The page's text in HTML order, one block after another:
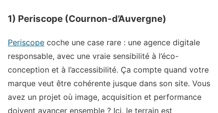
1) Periscope (Cournon-d’Auvergne)
Periscope coche une case rare : une agence digitale
responsable, avec une vraie sensibilité à l’éco-
conception et à l’accessibilité. Ça compte quand votre
marque veut être cohérente jusque dans son site. Vous
avez un projet où image, acquisition et performance
doivent avancer ensemble ? Ici, le terrain est